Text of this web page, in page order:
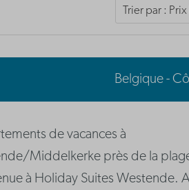
Trier par :
Belgique -
de vacances à
Middelkerke près de la
à Holiday Suites Westende.